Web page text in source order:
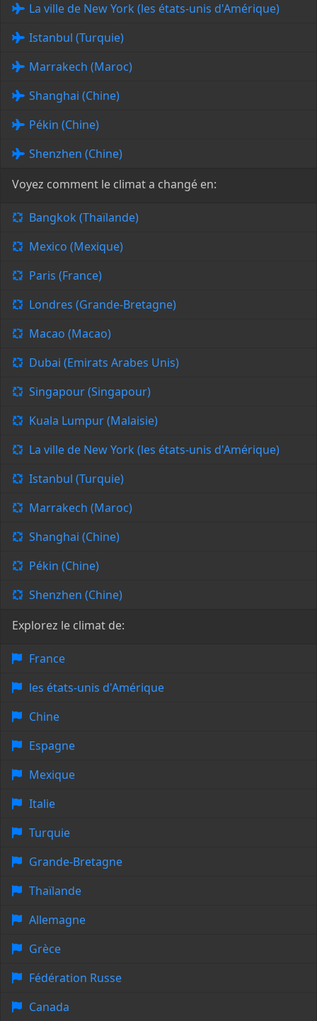
La ville de New York (les états-unis d'Amérique)
Istanbul (Turquie)
Marrakech (Maroc)
Shanghai (Chine)
Pékin (Chine)
Shenzhen (Chine)
Voyez comment le climat a changé en:
Bangkok (Thaïlande)
Mexico (Mexique)
Paris (France)
Londres (Grande-Bretagne)
Macao (Macao)
Dubai (Emirats Arabes Unis)
Singapour (Singapour)
Kuala Lumpur (Malaisie)
La ville de New York (les états-unis d'Amérique)
Istanbul (Turquie)
Marrakech (Maroc)
Shanghai (Chine)
Pékin (Chine)
Shenzhen (Chine)
Explorez le climat de:
France
les états-unis d'Amérique
Chine
Espagne
Mexique
Italie
Turquie
Grande-Bretagne
Thaïlande
Allemagne
Grèce
Fédération Russe
Canada